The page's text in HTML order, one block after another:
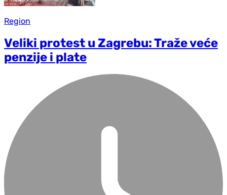
Region
Veliki protest u Zagrebu: Traže veće
penzije i plate